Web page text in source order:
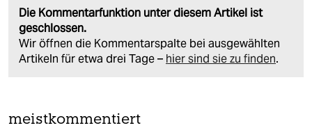
Die Kommentarfunktion unter diesem Artikel ist
geschlossen.
Wir öffnen die Kommentarspalte bei ausgewählten
Artikeln für etwa drei Tage – hier sind sie zu finden.
meistkommentiert